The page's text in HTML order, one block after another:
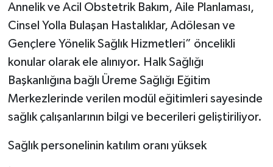
Annelik ve Acil Obstetrik Bakım, Aile Planlaması,
Cinsel Yolla Bulaşan Hastalıklar, Adölesan ve
Gençlere Yönelik Sağlık Hizmetleri” öncelikli
konular olarak ele alınıyor. Halk Sağlığı
Başkanlığına bağlı Üreme Sağlığı Eğitim
Merkezlerinde verilen modül eğitimleri sayesinde
sağlık çalışanlarının bilgi ve becerileri geliştiriliyor.
Sağlık personelinin katılım oranı yüksek